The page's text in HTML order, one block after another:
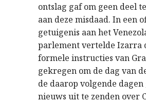
ontslag gaf om geen deel
aan deze misdaad. In een
getuigenis aan het
parlement vertelde Izarra
formele instructies van
gekregen om de dag van
de daarop volgende dagen
nieuws uit te zenden over